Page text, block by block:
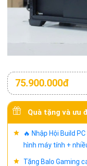
75.900.000đ
Quà tặng và ưu
🔥 Nhập Hội Build
hình máy tính +
Tặng Balo Gaming